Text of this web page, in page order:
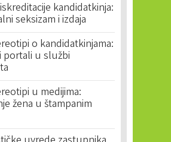
kandidatkinja:
seksizam i izdaja
o kandidatkinjama:
portali u službi
u medijima:
žena u štampanim